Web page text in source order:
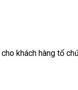
khách hàng tổ